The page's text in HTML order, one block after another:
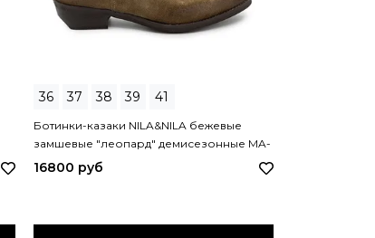
36 37 38 39 41
Ботинки-казаки NILA&NILA бежевые
замшевые "леопард" демисезонные MA-
LP04 NIL BEIGE
16800 руб